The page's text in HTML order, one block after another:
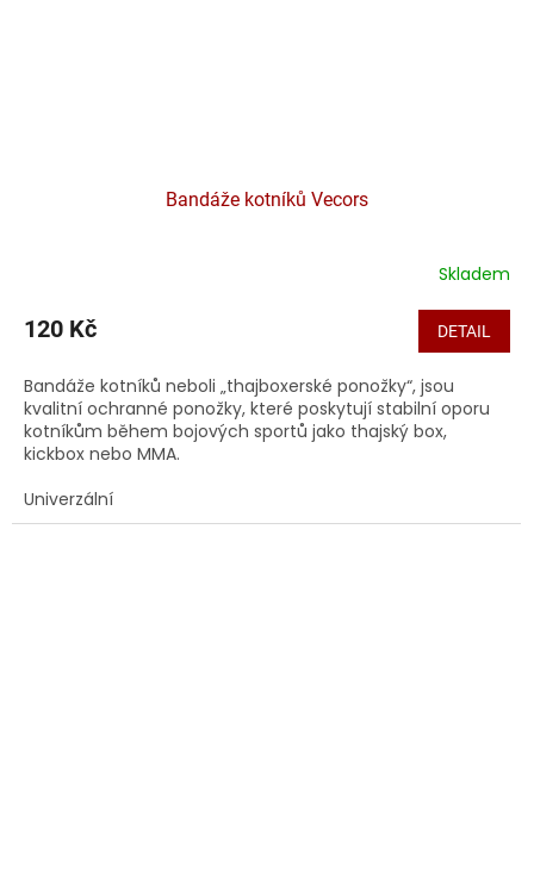
Bandáže kotníků Vecors
Skladem
120 Kč DETAIL
Bandáže kotníků neboli „thajboxerské ponožky“, jsou
kvalitní ochranné ponožky, které poskytují stabilní oporu
kotníkům během bojových sportů jako thajský box,
kickbox nebo MMA.
Univerzální